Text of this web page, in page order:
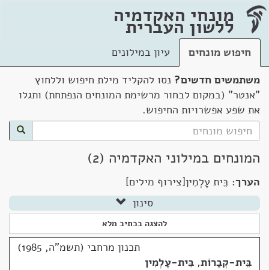
מונחי האקדמיה
ללשון העברית
חיפוש מונחים
עיון במילונים
משתמשים חדשים? נסו להקליד מילת חיפוש וללחוץ
"אנטר" (במקום לבחור מרשימת המונחים הנפתחת) ותגלו
את שפע אפשרויות החיפוש.
המונחים במילוני האקדמיה (2)
הערך: בֵּית עָלְמִין[צירוף מילים]
סינון
להצגה בכתיב מלא
תכנון מרחבי (תשמ"ה, 1985)
בֵּית-קְבָרוֹת, בֵּית-עָלְמִין